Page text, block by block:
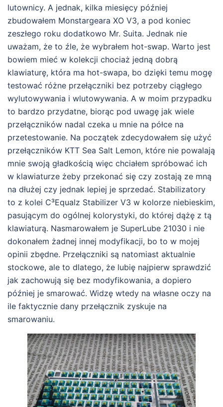
lutownicy. A jednak, kilka miesięcy później
zbudowałem Monstargeara XO V3, a pod koniec
zeszłego roku dodatkowo Mr. Suita. Jednak nie
uważam, że to źle, że wybrałem hot-swap. Warto jest
bowiem mieć w kolekcji chociaż jedną dobrą
klawiaturę, która ma hot-swapa, bo dzięki temu mogę
testować różne przełączniki bez potrzeby ciągłego
wylutowywania i wlutowywania. A w moim przypadku
to bardzo przydatne, biorąc pod uwagę jak wiele
przełączników nadal czeka u mnie na półce na
przetestowanie. Na początek zdecydowałem się użyć
przełączników KTT Sea Salt Lemon, które nie powalają
mnie swoją gładkością więc chciałem spróbować ich
w klawiaturze żeby przekonać się czy zostają ze mną
na dłużej czy jednak lepiej je sprzedać. Stabilizatory
to z kolei C³Equalz Stabilizer V3 w kolorze niebieskim,
pasującym do ogólnej kolorystyki, do której dążę z tą
klawiaturą. Nasmarowałem je SuperLube 21030 i nie
dokonałem żadnej innej modyfikacji, bo to w mojej
opinii zbędne. Przełączniki są natomiast aktualnie
stockowe, ale to dlatego, że lubię najpierw sprawdzić
jak zachowują się bez modyfikowania, a dopiero
później je smarować. Widzę wtedy na własne oczy na
ile faktycznie dany przełącznik zyskuje na
smarowaniu.